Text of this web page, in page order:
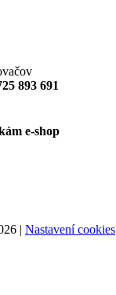
893 691
e-shop
| Nastavení cookies